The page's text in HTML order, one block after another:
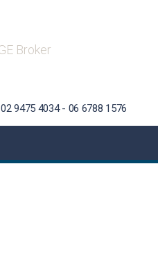
02 9475 4034 - 06 6788 1576